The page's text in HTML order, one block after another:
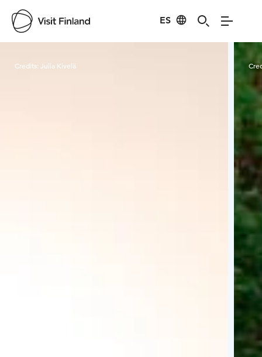
ES
Credits: Julia Kivelä